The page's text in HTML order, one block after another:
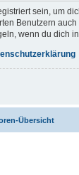
sein, um
Benutzern
wenn du dich
Übersicht